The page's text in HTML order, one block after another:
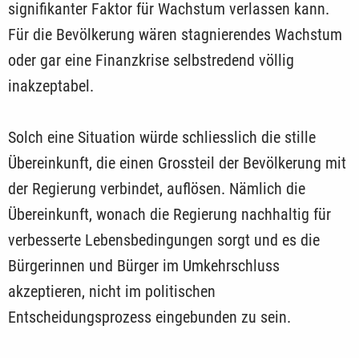
signifikanter Faktor für Wachstum verlassen kann.
Für die Bevölkerung wären stagnierendes Wachstum
oder gar eine Finanzkrise selbstredend völlig
inakzeptabel.
Solch eine Situation würde schliesslich die stille
Übereinkunft, die einen Grossteil der Bevölkerung mit
der Regierung verbindet, auflösen. Nämlich die
Übereinkunft, wonach die Regierung nachhaltig für
verbesserte Lebensbedingungen sorgt und es die
Bürgerinnen und Bürger im Umkehrschluss
akzeptieren, nicht im politischen
Entscheidungsprozess eingebunden zu sein.